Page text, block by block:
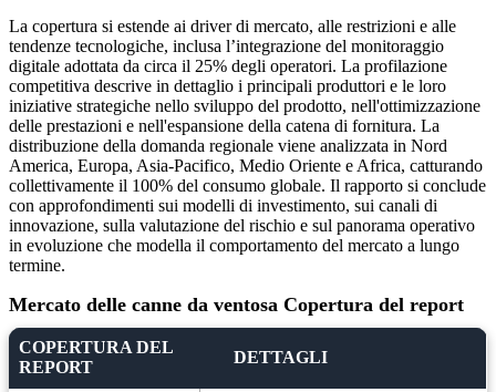
La copertura si estende ai driver di mercato, alle restrizioni e alle
tendenze tecnologiche, inclusa l’integrazione del monitoraggio
digitale adottata da circa il 25% degli operatori. La profilazione
competitiva descrive in dettaglio i principali produttori e le loro
iniziative strategiche nello sviluppo del prodotto, nell'ottimizzazione
delle prestazioni e nell'espansione della catena di fornitura. La
distribuzione della domanda regionale viene analizzata in Nord
America, Europa, Asia-Pacifico, Medio Oriente e Africa, catturando
collettivamente il 100% del consumo globale. Il rapporto si conclude
con approfondimenti sui modelli di investimento, sui canali di
innovazione, sulla valutazione del rischio e sul panorama operativo
in evoluzione che modella il comportamento del mercato a lungo
termine.
Mercato delle canne da ventosa Copertura del report
COPERTURA DEL
REPORT
DETTAGLI